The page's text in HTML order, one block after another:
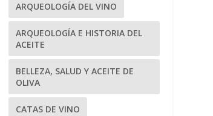
ARQUEOLOGÍA DEL VINO
ARQUEOLOGÍA E HISTORIA DEL
ACEITE
BELLEZA, SALUD Y ACEITE DE
OLIVA
CATAS DE VINO